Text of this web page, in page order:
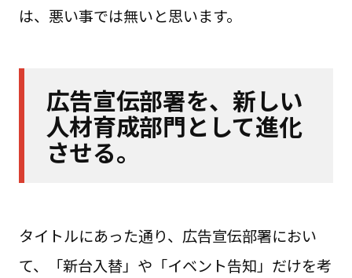
は、悪い事では無いと思います。
広告宣伝部署を、新しい
人材育成部門として進化
させる。
タイトルにあった通り、広告宣伝部署におい
て、「新台入替」や「イベント告知」だけを考